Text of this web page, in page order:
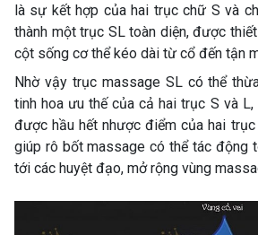
là sự kết hợp của hai trục chữ S và
thành một trục SL toàn diện, được
cột sống cơ thể kéo dài từ cổ đến tận
Nhờ vậy trục massage SL có thể
tinh hoa ưu thế của cả hai trục S và
được hầu hết nhược điểm của hai
giúp rô bốt massage có thể tác động
tới các huyệt đạo, mở rộng vùng